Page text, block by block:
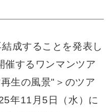
成することを発表し
催するワンマンツア
生の風景"＞のツア
年11月5日（水）に